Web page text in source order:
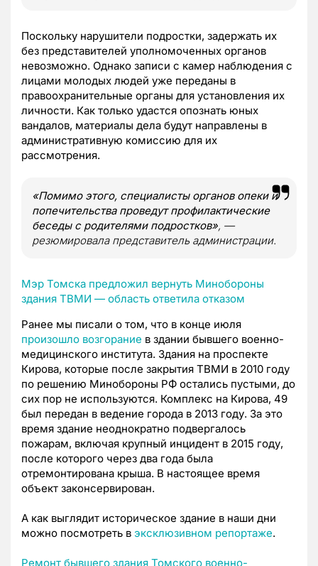
Поскольку нарушители подростки, задержать их
без представителей уполномоченных органов
невозможно. Однако записи с камер наблюдения с
лицами молодых людей уже переданы в
правоохранительные органы для установления их
личности. Как только удастся опознать юных
вандалов, материалы дела будут направлены в
административную комиссию для их
рассмотрения.
«Помимо этого, специалисты органов опеки и
попечительства проведут профилактические
беседы с родителями подростков», —
резюмировала представитель администрации.
Мэр Томска предложил вернуть Минобороны
здания ТВМИ — область ответила отказом
Ранее мы писали о том, что в конце июля
произошло возгорание в здании бывшего военно-
медицинского института. Здания на проспекте
Кирова, которые после закрытия ТВМИ в 2010 году
по решению Минобороны РФ остались пустыми, до
сих пор не используются. Комплекс на Кирова, 49
был передан в ведение города в 2013 году. За это
время здание неоднократно подвергалось
пожарам, включая крупный инцидент в 2015 году,
после которого через два года была
отремонтирована крыша. В настоящее время
объект законсервирован.
А как выглядит историческое здание в наши дни
можно посмотреть в эксклюзивном репортаже.
Ремонт бывшего здания Томского военно-